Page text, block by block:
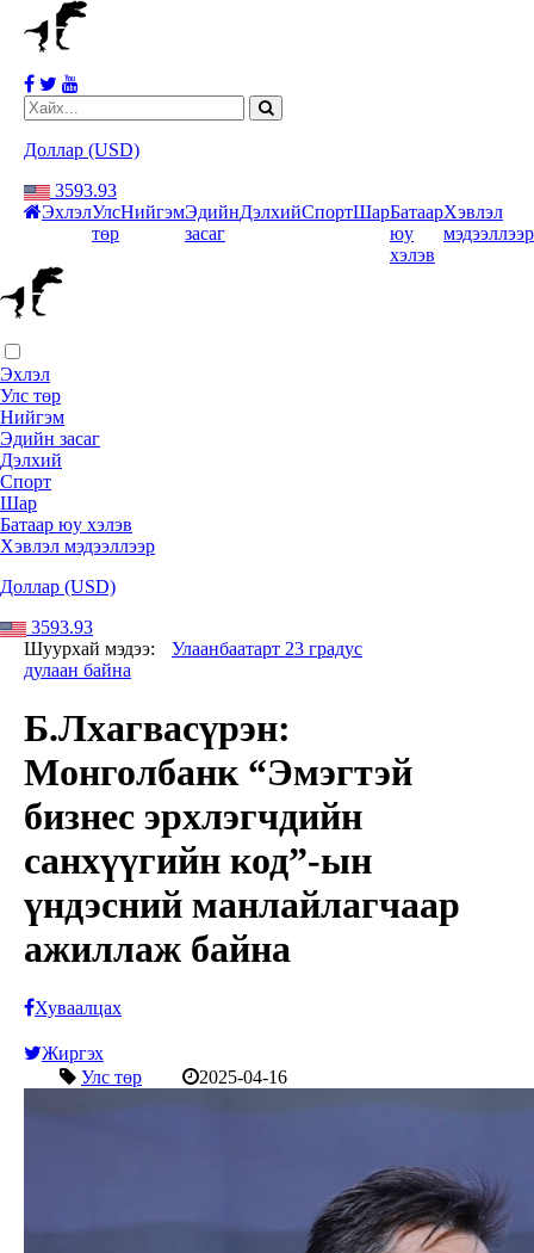
Доллар (USD)
3593.93
ЭхлэлУлс
төр
НийгэмЭдийн
засаг
ДэлхийСпортШарБатаар
юу
хэлэв
Хэвлэл
мэдээллээр
Эхлэл
Улс төр
Нийгэм
Эдийн засаг
Дэлхий
Спорт
Шар
Батаар юу хэлэв
Хэвлэл мэдээллээр
Доллар (USD)
3593.93
Шуурхай мэдээ:
Улаанбаатарт 23 градус
дулаан байна
Б.Лхагвасүрэн:
Монголбанк “Эмэгтэй
бизнес эрхлэгчдийн
санхүүгийн код”-ын
үндэсний манлайлагчаар
ажиллаж байна
Хуваалцах
Жиргэх
Улс төр
2025-04-16